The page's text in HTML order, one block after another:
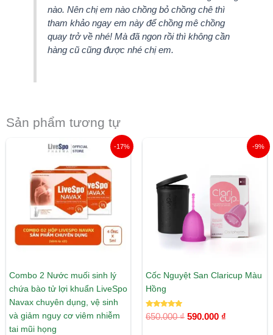
nào. Nên chị em nào chồng bỏ chồng chê thì
tham khảo ngay em này để chồng mê chồng
quay trở về nhé! Mà đã ngon rồi thì không cần
hàng cũ cũng được nhé chị em.
Sản phẩm tương tự
-17%
Combo 2 Nước muối sinh lý
chứa bào tử lợi khuẩn LiveSpo
Navax chuyên dụng, vệ sinh
và giảm nguy cơ viêm nhiễm
tai mũi họng
Giá
gốc
là:
615.000 ₫.
tại
là:
509.000 ₫.
-9%
Cốc Nguyệt San Claricup Màu
Hồng
Được xếp
hạng
650.000₫
650.000 ₫.
590.000 ₫
là:
590.000 ₫.